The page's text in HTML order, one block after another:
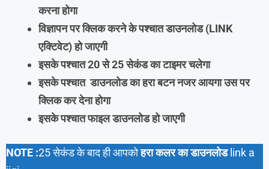
करना होगा
विज्ञापन पर क्लिक करने के पश्चातडाउनलोड (LINK
एक्टिवेट) हो जाएगी
इसके पश्चात 20 से 25 सेकंड का टाइमर चलेगा
इसके पश्चात डाउनलोड का हरा बटन नजर आयगा उस पर
क्लिक कर देना होगा
इसके पश्चात फाइल डाउनलोड हो जाएगी
NOTE :25 सेकंड के बाद ही आपकोहरा कलर का डाउनलोड link a